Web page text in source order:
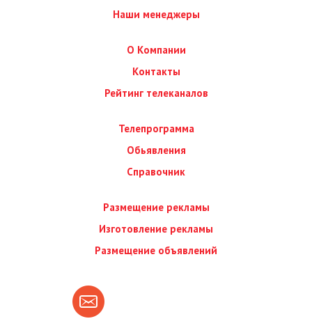
Наши менеджеры
О Компании
Контакты
Рейтинг телеканалов
Телепрограмма
Обьявления
Справочник
Размещение рекламы
Изготовление рекламы
Размещение объявлений